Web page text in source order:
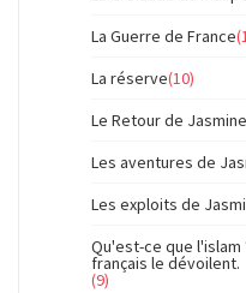
La Guerre de France
La réserve(10)
Le Retour de
Les aventures de
Les exploits de
Qu'est-ce que l'islam
français le dévoilent.
(9)